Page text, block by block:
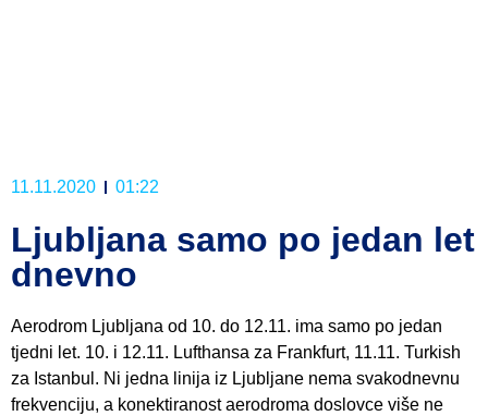
11.11.2020 01:22
Ljubljana samo po jedan let
dnevno
Aerodrom Ljubljana od 10. do 12.11. ima samo po jedan
tjedni let. 10. i 12.11. Lufthansa za Frankfurt, 11.11. Turkish
za Istanbul. Ni jedna linija iz Ljubljane nema svakodnevnu
frekvenciju, a konektiranost aerodroma doslovce više ne